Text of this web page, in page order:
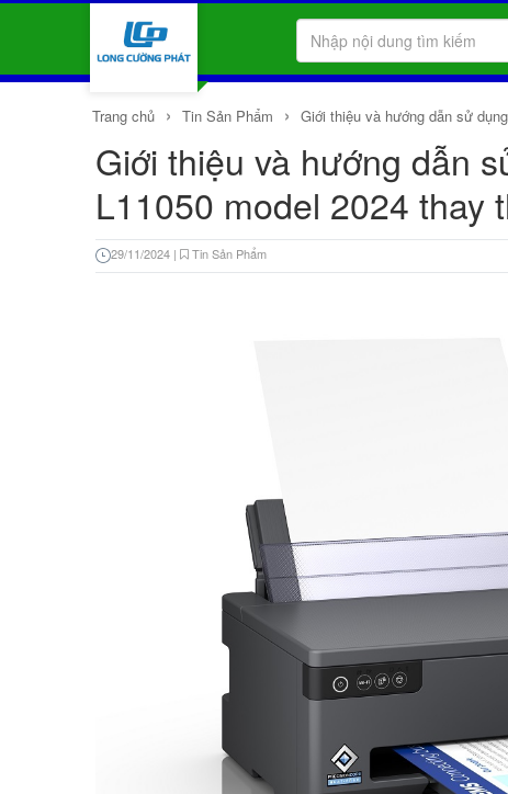
Trang chủ › Tin Sản Phẩm › Giới thiệu và hướng dẫn sử
Giới thiệu và hướng dẫn
L11050 model 2024 thay
29/11/2024| Tin Sản Phẩm